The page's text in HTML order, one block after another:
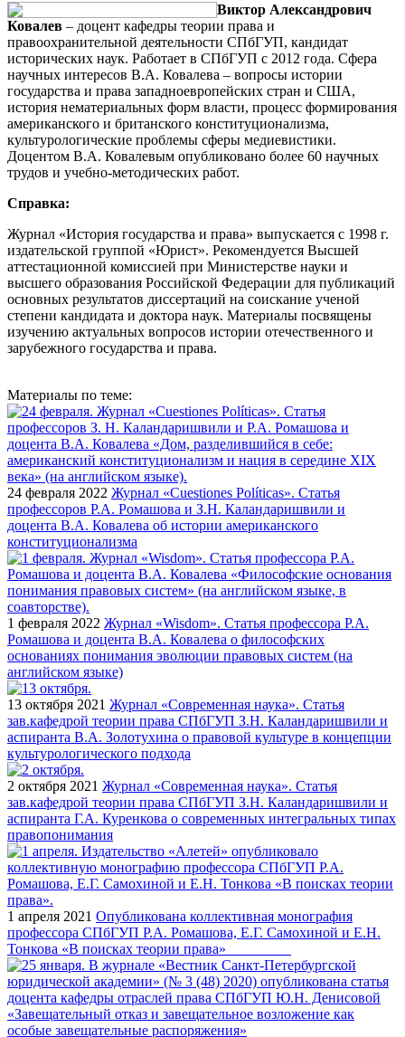
Виктор Александрович
Ковалев – доцент кафедры теории права и
правоохранительной деятельности СПбГУП, кандидат
исторических наук. Работает в СПбГУП с 2012 года. Сфера
научных интересов В.А. Ковалева – вопросы истории
государства и права западноевропейских стран и США,
история нематериальных форм власти, процесс формирования
американского и британского конституционализма,
культурологические проблемы сферы медиевистики.
Доцентом В.А. Ковалевым опубликовано более 60 научных
трудов и учебно-методических работ.
Справка:
Журнал «История государства и права» выпускается с 1998 г.
издательской группой «Юрист». Рекомендуется Высшей
аттестационной комиссией при Министерстве науки и
высшего образования Российской Федерации для публикаций
основных результатов диссертаций на соискание ученой
степени кандидата и доктора наук. Материалы посвящены
изучению актуальных вопросов истории отечественного и
зарубежного государства и права.
Материалы по теме:
24 февраля 2022 Журнал «Cuestiones Políticas». Статья
профессоров Р.А. Ромашова и З.Н. Каландаришвили и
доцента В.А. Ковалева об истории американского
конституционализма
1 февраля 2022 Журнал «Wisdom». Статья профессора Р.А.
Ромашова и доцента В.А. Ковалева о философских
основаниях понимания эволюции правовых систем (на
английском языке)
13 октября 2021 Журнал «Современная наука». Статья
зав.кафедрой теории права СПбГУП З.Н. Каландаришвили и
аспиранта В.А. Золотухина о правовой культуре в концепции
культурологического подхода
2 октября 2021 Журнал «Современная наука». Статья
зав.кафедрой теории права СПбГУП З.Н. Каландаришвили и
аспиранта Г.А. Куренкова о современных интегральных типах
правопонимания
1 апреля 2021 Опубликована коллективная монография
профессора СПбГУП Р.А. Ромашова, Е.Г. Самохиной и Е.Н.
Тонкова «В поисках теории права»